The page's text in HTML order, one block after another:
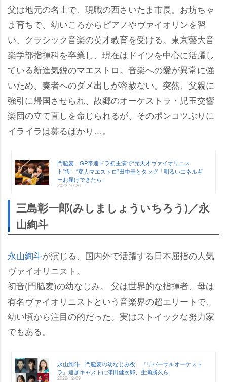
父は地元の名士で、現職の西さいたま市長。お坊ちゃ
ま育ちで、幼いころからピアノやヴァイオリンを習
い、クラシック音楽の英才教育を受ける。東京藝大音
楽学部指揮科を卒業し、現在はドイツを中心に活躍し
ている新進気鋭のマエストロ。音楽への愛が異常に強
いため、奏者へのダメ出しが容赦ない。突然、父親に
強引に帰国させられ、故郷のオーケストラ・児玉交響
楽団の立て直しを命じられるが、そのポンコツぶりに
イライラは募るばかり…。
門脇麦、GP帯連ドラ初主演で“元天才ヴァイオリニス
ト”役 “変人マエストロ”田中圭とタッグ「明るいエネルギ
ーお届けできたら」
2022-10-26
三島彰一郎(みしましょういちろう)／永
山絢斗
永山絢斗が演じる、国内外で活躍する日本屈指の人気
ヴァイオリニスト。
初音(門脇麦)の幼なじみ。 父は世界的な指揮者、母は
有名ヴァイオリニストという音楽界の超エリートで、
幼い頃から注目の的だった。実はストイックな努力家
でもある。
永山絢斗、門脇麦の幼なじみ役 『リバーサルオーケスト
ラ』追加キャストに津田健次郎、生瀬勝久ら
2022-12-09